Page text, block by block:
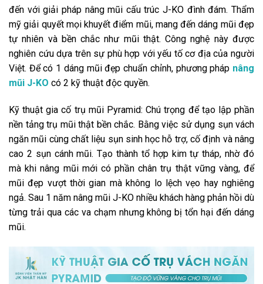
đến với giải pháp nâng mũi cấu trúc J-KO đình đám. Thẩm
mỹ giải quyết mọi khuyết điểm mũi, mang đến dáng mũi đẹp
tự nhiên và bền chắc như mũi thật. Công nghệ này được
nghiên cứu dựa trên sự phù hợp với yếu tố cơ địa của người
Việt. Để có 1 dáng mũi đẹp chuẩn chỉnh, phương pháp nâng
mũi J-KO có 2 kỹ thuật độc quyền.
Kỹ thuật gia cố trụ mũi Pyramid: Chú trọng để tạo lập phần
nền tảng trụ mũi thật bền chắc. Bằng việc sử dụng sụn vách
ngăn mũi cùng chất liệu sụn sinh học hỗ trợ, cố định và nâng
cao 2 sụn cánh mũi. Tạo thành tổ hợp kim tự tháp, nhờ đó
mà khi nâng mũi mới có phần chân trụ thật vững vàng, để
mũi đẹp vượt thời gian mà không lo lệch vẹo hay nghiêng
ngả. Sau 1 năm nâng mũi J-KO nhiều khách hàng phản hồi dù
từng trải qua các va chạm nhưng không bị tổn hại đến dáng
mũi.